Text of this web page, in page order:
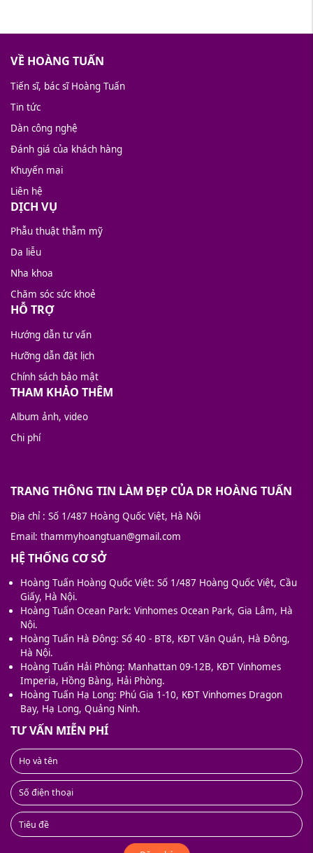
VỀ HOÀNG TUẤN
Tiến sĩ, bác sĩ Hoàng Tuấn
Tin tức
Dàn công nghệ
Đánh giá của khách hàng
Khuyến mại
Liên hệ
DỊCH VỤ
Phẫu thuật thẫm mỹ
Da liễu
Nha khoa
Chăm sóc sức khoẻ
HỖ TRỢ
Hướng dẫn tư vấn
Hưỡng dẫn đặt lịch
Chính sách bảo mật
THAM KHẢO THÊM
Album ảnh, video
Chi phí
TRANG THÔNG TIN LÀM ĐẸP CỦA DR HOÀNG TUẤN
Địa chỉ: Số 1/487 Hoàng Quốc Việt, Hà Nội
Email: thammyhoangtuan@gmail.com
HỆ THỐNG CƠ SỞ
Hoàng Tuấn Hoàng Quốc Việt: Số 1/487 Hoàng Quốc Việt, Cầu
Giấy, Hà Nội.
Hoàng Tuấn Ocean Park: Vinhomes Ocean Park, Gia Lâm, Hà
Nội.
Hoàng Tuấn Hà Đông: Số 40 - BT8, KĐT Văn Quán, Hà Đông,
Hà Nội.
Hoàng Tuấn Hải Phòng: Manhattan 09-12B, KĐT Vinhomes
Imperia, Hồng Bàng, Hải Phòng.
Hoàng Tuấn Hạ Long: Phú Gia 1-10, KĐT Vinhomes Dragon
Bay, Hạ Long, Quảng Ninh.
TƯ VẤN MIỄN PHÍ